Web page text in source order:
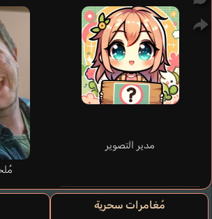
مدير التصوير
مُغامرات سحرية